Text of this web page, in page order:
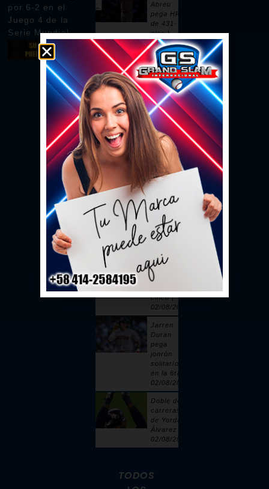
por 6-2 en el
Juego 4 de la
Serie Mundial
Abreu
pega HR
de 431-
pies |
02/08/2026
Pages
remolca
dos con
sencillo |
02/08/2026
Ceddanne
Rafaela
pega HR
solitario
en la 3ra |
02/08/2026
Se vacían
por un
intento de
toque |
02/08/2026
Alcántara
cuelga 6
ceros y
cinco |
02/08/2026
Jarren
Duran
pega
jonrón
solitario
en la 6ta |
02/08/2026
Doble de 2
carreras
de Yordan
Álvarez |
02/08/2026
TODOS